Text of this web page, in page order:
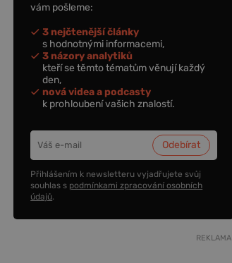
vám pošleme:
3 nejčtenější články
s hodnotnými informacemi,
3 názory analytiků
kteří se těmto tématům věnují každý
den,
nová videa a podcasty
k prohloubení vašich znalostí.
Přihlášením k newsletteru vyjadřujete svůj
souhlas s podmínkami zpracování osobních
údajů.
REKLAMA